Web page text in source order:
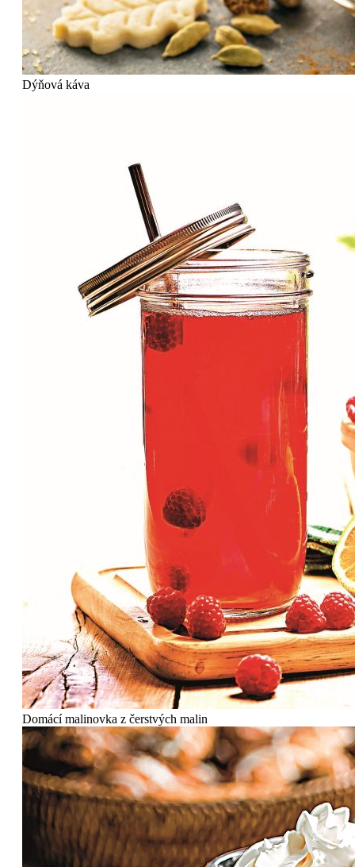
Dýňová káva
Domácí malinovka z čerstvých malin